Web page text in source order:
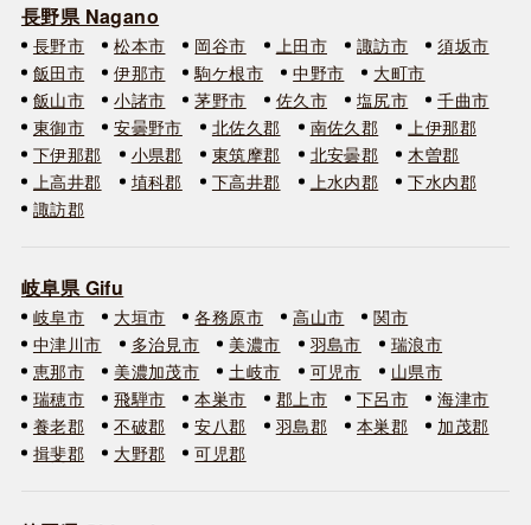
長野県 Nagano
長野市 松本市 岡谷市 上田市 諏訪市
須坂市
飯田市
伊那市 駒ケ根市 中野市
大町市
飯山市
小諸市 茅野市 佐久市 塩尻市
千曲市
東御市
安曇野市 北佐久郡 南佐久郡
上伊那郡
下伊那郡
小県郡 東筑摩郡 北安曇郡
木曽郡
上高井郡
埴科郡 下高井郡 上水内郡
下水内郡
諏訪郡
岐阜県 Gifu
岐阜市 大垣市 各務原市 高山市
関市
中津川市
多治見市 美濃市 羽島市
瑞浪市
恵那市
美濃加茂市 土岐市 可児市
山県市
瑞穂市
飛騨市 本巣市 郡上市 下呂市
海津市
養老郡
不破郡 安八郡 羽島郡 本巣郡
加茂郡
揖斐郡
大野郡 可児郡